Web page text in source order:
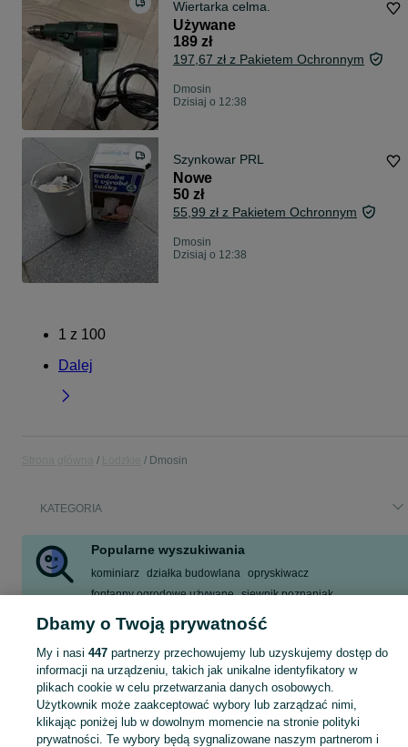
Wiertarka celma.
Używane
189 zł
197,67 zł z Pakietem Ochronnym
Dmosin
Dzisiaj o 12:38
Szynkowar PRL
Nowe
50 zł
55,99 zł z Pakietem Ochronnym
Dmosin
Dzisiaj o 12:38
1 z 100
Dalej
Dmosin
KATEGORIA
Popularne wyszukiwania
kominiarz działka budowlana opryskiwacz
fontanny ogrodowe używane siewnik poznaniak
fontanny ogrodowe
yaris 1
Skorzystaj z największego serwisu ogłoszeniowego - Dmosin i okolice! Kupuj to, czego pragniesz i sprzedawaj to, czego już nie potrzebujesz!
Mapa kategorii
Dbamy o Twoją prywatność
My i nasi 447partnerzy przechowujemy lub uzyskujemy dostęp do
informacji na urządzeniu, takich jak unikalne identyfikatory w
plikach cookie w celu przetwarzania danych osobowych.
Użytkownik może zaakceptować wybory lub zarządzać nimi,
klikając poniżej lub w dowolnym momencie na stronie polityki
prywatności. Te wybory będą sygnalizowane naszym partnerom i